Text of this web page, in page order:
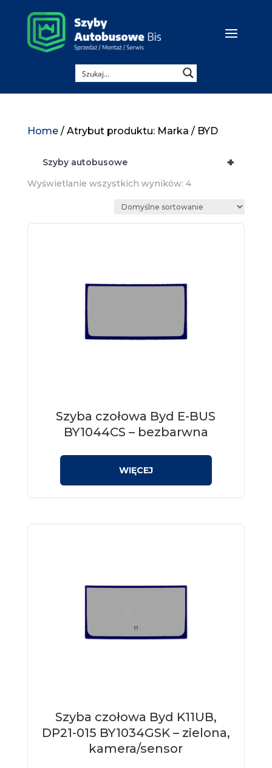
Home/ Atrybut produktu: Marka / BYD
+
Szyby autobusowe
Wyświetlanie wszystkich wyników: 4
Szyba czołowa Byd E-BUS
BY1044CS – bezbarwna
Szyba czołowa Byd K11UB,
DP21-015 BY1034GSK – zielona,
kamera/sensor